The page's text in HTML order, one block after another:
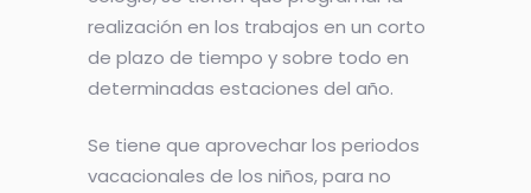
realización en los trabajos en un corto
de plazo de tiempo y sobre todo en
determinadas estaciones del año.
Se tiene que aprovechar los periodos
vacacionales de los niños, para no